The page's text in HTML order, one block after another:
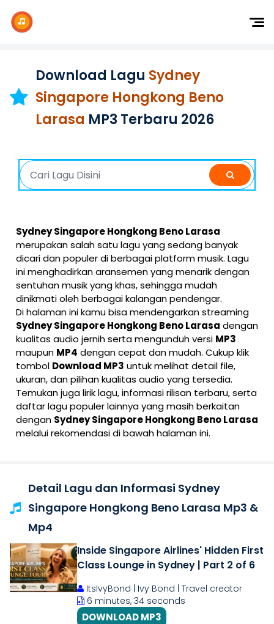
Dangdut
Indonesia
K-Pop
Download Lagu Sydney
Singapore Hongkong Beno
Larasa MP3 Terbaru 2026
Sydney Singapore Hongkong Beno Larasa
merupakan salah satu lagu yang sedang banyak
dicari dan populer di berbagai platform musik. Lagu
ini menghadirkan aransemen yang menarik dengan
sentuhan musik yang khas, sehingga mudah
dinikmati oleh berbagai kalangan pendengar.
Di halaman ini kamu bisa mendengarkan streaming
Sydney Singapore Hongkong Beno Larasa dengan
kualitas audio jernih serta mengunduh versi MP3
maupun MP4 dengan cepat dan mudah. Cukup klik
tombol Download MP3 untuk melihat detail file,
ukuran, dan pilihan kualitas audio yang tersedia.
Temukan juga lirik lagu, informasi rilisan terbaru, serta
daftar lagu populer lainnya yang masih berkaitan
dengan Sydney Singapore Hongkong Beno Larasa
melalui rekomendasi di bawah halaman ini.
Detail Lagu dan Informasi Sydney
Singapore Hongkong Beno Larasa Mp3 &
Mp4
Inside Singapore Airlines' Hidden First
Class Lounge in Sydney | Part 2 of 6
ItsIvyBond | Ivy Bond | Travel creator
6 minutes, 34 seconds
DOWNLOAD MP3